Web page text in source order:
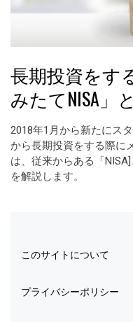
長期投資をす
みたてNISA」
2018年1月から新たにス
から長期投資をする際に
は、従来からある「
を解説します。
このサイトについて
プライバシーポリシー